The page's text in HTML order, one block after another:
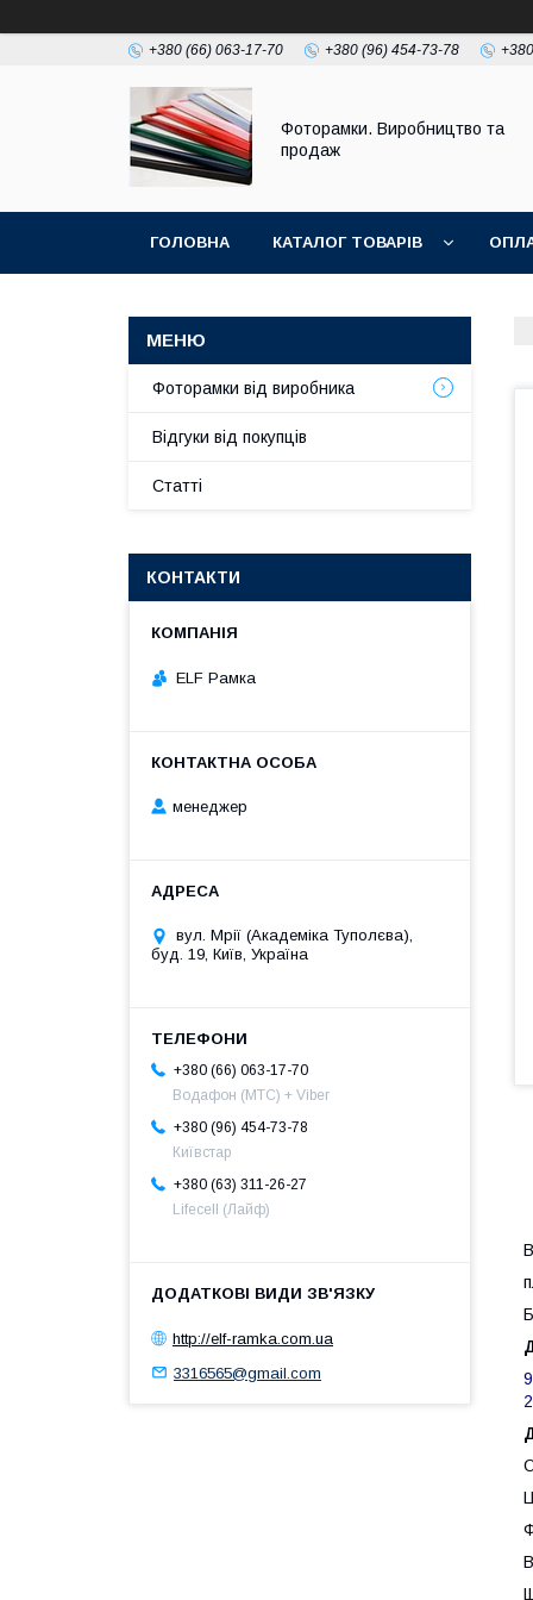
+380 (66) 063-17-70 +380 (96) 454-73-78
Фоторамки. Виробництво та
продаж
ГОЛОВНА КАТАЛОГ ТОВАРІВ
Фоторамки від виробника
Відгуки від покупців
Статті
КОНТАКТИ
ELF Рамка
менеджер
вул. Мрії (Академіка Туполєва),
буд. 19, Київ, Україна
+380 (66) 063-17-70
Водафон (МТС) + Viber
+380 (96) 454-73-78
Київстар
+380 (63) 311-26-27
Lifecell (Лайф)
http://elf-ramka.com.ua
3316565@gmail.com